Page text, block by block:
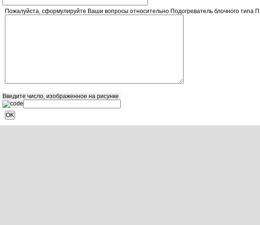
Пожалуйста, сформулируйте Ваши вопросы относительно Подогреватель блочного типа
Введите число, изображенное на рисунке